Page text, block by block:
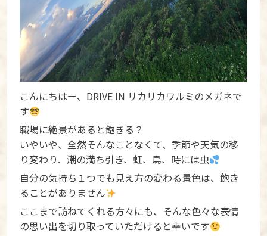
こんにちはー、DRIVE IN リカリカワルミのメガネで
す
職場に絶景があると飽きる？
いやいや、全然そんなことなくて、季節や天気の移
り変わり、潮の満ち引き、虹、鳥、時には虫
自分の気持ち１つでも見え方の変わる景色は、飽き
ることがありません
ここまで訪ねてくれる方々にも、そんな色々な表情
の思い出を切り取っていただけると幸いです